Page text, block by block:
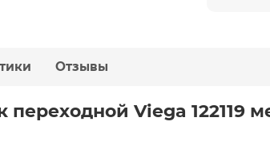
Отзывы
Viega 122119